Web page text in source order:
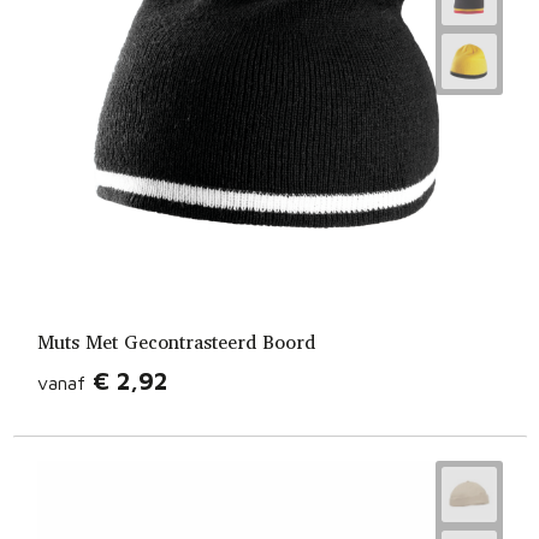
Muts Met Gecontrasteerd Boord
vanaf € 2,92